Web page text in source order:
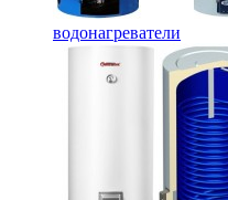
водонагреватели